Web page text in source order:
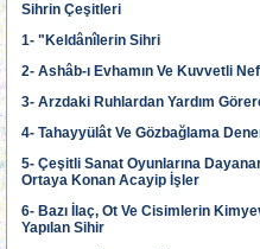
Sihrin Çeşitleri
1- "Keldânîlerin Sihri
2- Ashâb-ı Evhamın Ve Kuvvetli
3- Arzdaki Ruhlardan Yardım
4- Tahayyülât Ve Gözbağlama
5- Çeşitli Sanat Oyunlarına
Ortaya Konan Acayip İşler
6- Bazı İlaç, Ot Ve Cisimlerin
Yapılan Sihir